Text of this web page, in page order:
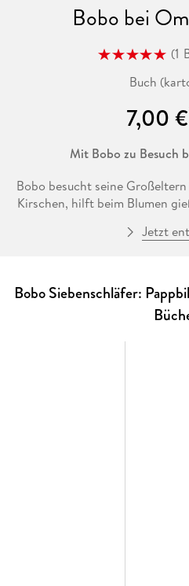
Bobo bei
(1
Buch
7,00 €
Mit Bobo zu Besuch
Bobo besucht seine
Kirschen, hilft beim Blumen
er ein. Was für ein
und Opatage genauso lieben
Kleinkinder ab 2 Jahren
wieder und genießen erste
Jetzt
Bobo Siebenschläfer: